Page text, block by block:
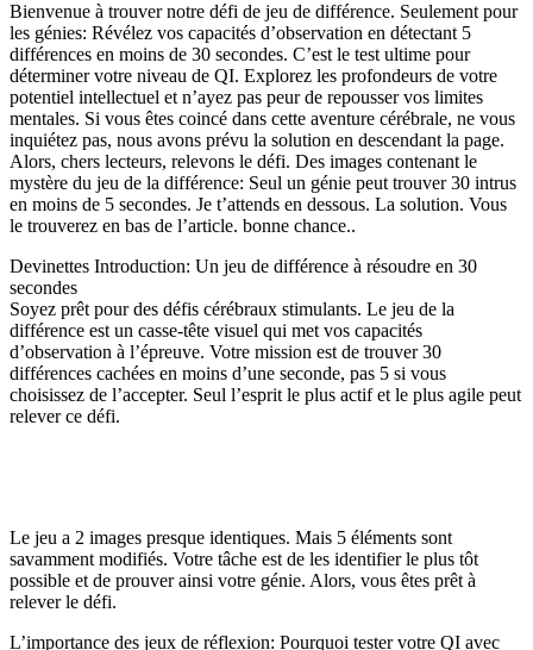
Bienvenue à trouver notre défi de jeu de différence. Seulement pour
les génies: Révélez vos capacités d’observation en détectant 5
différences en moins de 30 secondes. C’est le test ultime pour
déterminer votre niveau de QI. Explorez les profondeurs de votre
potentiel intellectuel et n’ayez pas peur de repousser vos limites
mentales. Si vous êtes coincé dans cette aventure cérébrale, ne vous
inquiétez pas, nous avons prévu la solution en descendant la page.
Alors, chers lecteurs, relevons le défi. Des images contenant le
mystère du jeu de la différence: Seul un génie peut trouver 30 intrus
en moins de 5 secondes. Je t’attends en dessous. La solution. Vous
le trouverez en bas de l’article. bonne chance..
Devinettes Introduction: Un jeu de différence à résoudre en 30
secondes
Soyez prêt pour des défis cérébraux stimulants. Le jeu de la
différence est un casse-tête visuel qui met vos capacités
d’observation à l’épreuve. Votre mission est de trouver 30
différences cachées en moins d’une seconde, pas 5 si vous
choisissez de l’accepter. Seul l’esprit le plus actif et le plus agile peut
relever ce défi.
Le jeu a 2 images presque identiques. Mais 5 éléments sont
savamment modifiés. Votre tâche est de les identifier le plus tôt
possible et de prouver ainsi votre génie. Alors, vous êtes prêt à
relever le défi.
L’importance des jeux de réflexion: Pourquoi tester votre QI avec